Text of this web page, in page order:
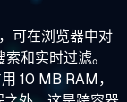
可在浏览器中对
和实时过滤。
10 MB RAM，